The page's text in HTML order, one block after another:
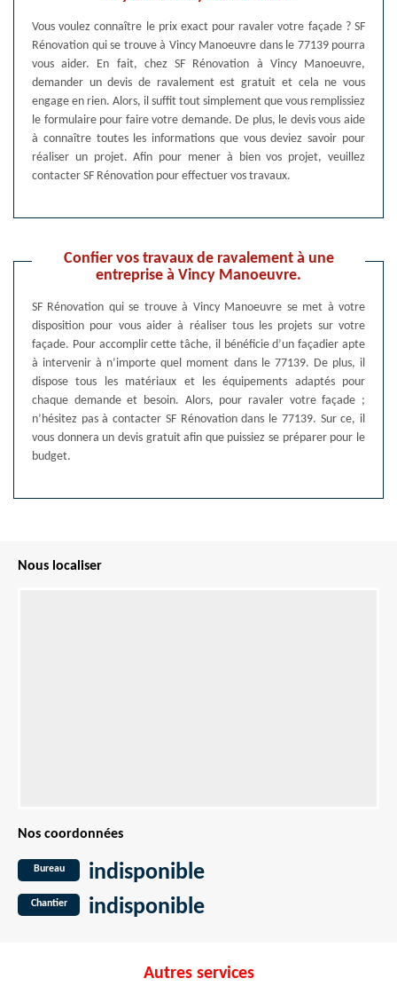
Vous voulez connaître le prix exact pour ravaler votre façade ? SF
Rénovation qui se trouve à Vincy Manoeuvre dans le 77139 pourra
vous aider. En fait, chez SF Rénovation à Vincy Manoeuvre,
demander un devis de ravalement est gratuit et cela ne vous
engage en rien. Alors, il suffit tout simplement que vous remplissiez
le formulaire pour faire votre demande. De plus, le devis vous aide
à connaître toutes les informations que vous deviez savoir pour
réaliser un projet. Afin pour mener à bien vos projet, veuillez
contacter SF Rénovation pour effectuer vos travaux.
Confier vos travaux de ravalement à une
entreprise à Vincy Manoeuvre.
SF Rénovation qui se trouve à Vincy Manoeuvre se met à votre
disposition pour vous aider à réaliser tous les projets sur votre
façade. Pour accomplir cette tâche, il bénéficie d’un façadier apte
à intervenir à n’importe quel moment dans le 77139. De plus, il
dispose tous les matériaux et les équipements adaptés pour
chaque demande et besoin. Alors, pour ravaler votre façade ;
n’hésitez pas à contacter SF Rénovation dans le 77139. Sur ce, il
vous donnera un devis gratuit afin que puissiez se préparer pour le
budget.
Nous localiser
Nos coordonnées
Bureau indisponible
Chantier indisponible
Autres services